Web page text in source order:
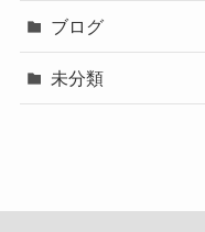
ブログ
未分類